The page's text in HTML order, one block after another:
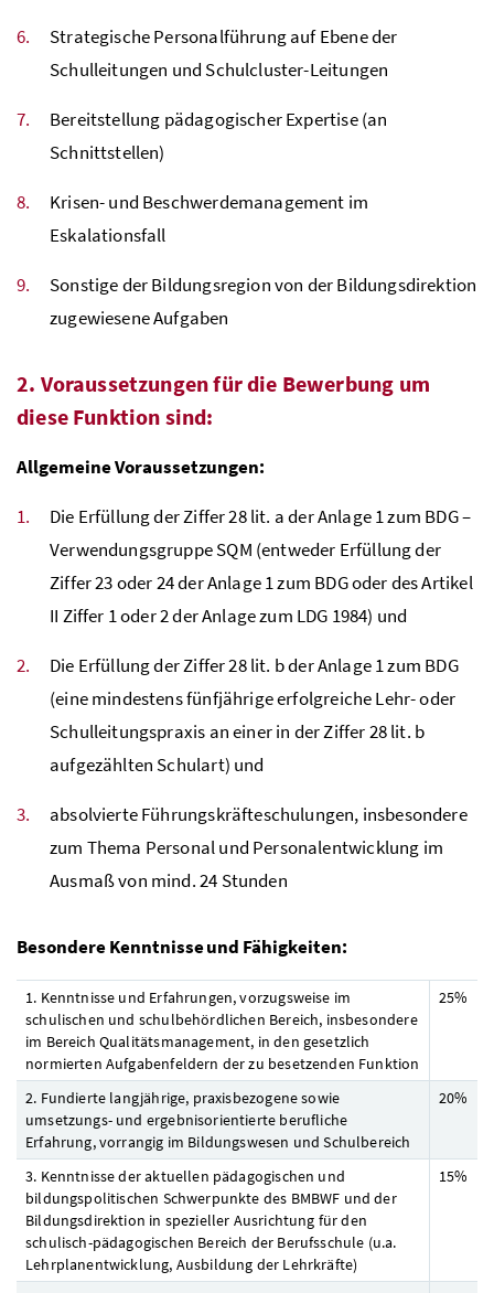
Strategische Personalführung auf Ebene der
Schulleitungen und Schulcluster-Leitungen
Bereitstellung pädagogischer Expertise (an
Schnittstellen)
Krisen- und Beschwerdemanagement im
Eskalationsfall
Sonstige der Bildungsregion von der Bildungsdirektion
zugewiesene Aufgaben
2. Voraussetzungen für die Bewerbung um
diese Funktion sind:
Allgemeine Voraussetzungen:
Die Erfüllung der Ziffer 28 lit. a der Anlage 1 zum BDG–
Verwendungsgruppe SQM (entweder Erfüllung der
Ziffer 23 oder 24 der Anlage 1 zum BDGoder des Artikel
II Ziffer 1 oder 2 der Anlage zum LDG 1984) und
Die Erfüllung der Ziffer 28 lit. b der Anlage 1 zum BDG
(eine mindestens fünfjährige erfolgreiche Lehr- oder
Schulleitungspraxis an einer in der Ziffer 28 lit. b
aufgezählten Schulart) und
absolvierte Führungskräfteschulungen, insbesondere
zum Thema Personal und Personalentwicklung im
Ausmaß von mind. 24 Stunden
Besondere Kenntnisse und Fähigkeiten:
1. Kenntnisse und Erfahrungen, vorzugsweise im
schulischen und schulbehördlichen Bereich, insbesondere
im Bereich Qualitätsmanagement, in den gesetzlich
normierten Aufgabenfeldern der zu besetzenden Funktion
25%
2. Fundierte langjährige, praxisbezogene sowie
umsetzungs- und ergebnisorientierte berufliche
Erfahrung, vorrangig im Bildungswesen und Schulbereich
20%
3. Kenntnisse der aktuellen pädagogischen und
bildungspolitischen Schwerpunkte des BMBWF und der
Bildungsdirektion in spezieller Ausrichtung für den
schulisch-pädagogischen Bereich der Berufsschule (u.a.
Lehrplanentwicklung, Ausbildung der Lehrkräfte)
15%